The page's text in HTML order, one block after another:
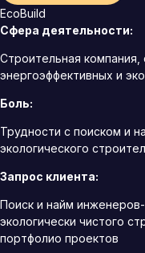
EcoBuild
Сфера деятельности:
Строительная
энергоэффективных и
Боль:
Трудности с поиском и
экологического
Запрос клиента:
Поиск и найм
экологически чистого
портфолио проектов